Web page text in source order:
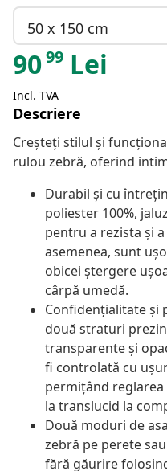
50 x 150 cm
9099 Lei
Incl. TVA
Descriere
Creșteți stilul și
rulou zebră, oferind
Durabil și cu
poliester 100%,
pentru a rezista și
asemenea, sunt
obicei ștergere
cârpă umedă.
Confidențialitate și
două straturi
transparente și
fi controlată cu
permițând
la translucid la
Două moduri de
zebră pe perete
fără găurire